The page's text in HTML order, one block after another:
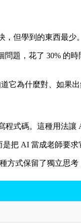
但學到的東西最少
題，花了 30% 的
為什麼對、如果
程式碼。這種用
把 AI 當成老師要
式保留了獨立思考